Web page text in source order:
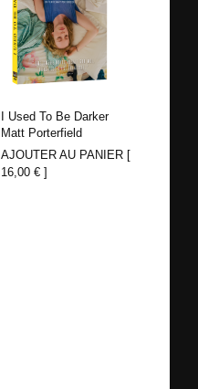
I Used To Be Darker
Matt Porterfield
AJOUTER AU PANIER [
16,00 €]